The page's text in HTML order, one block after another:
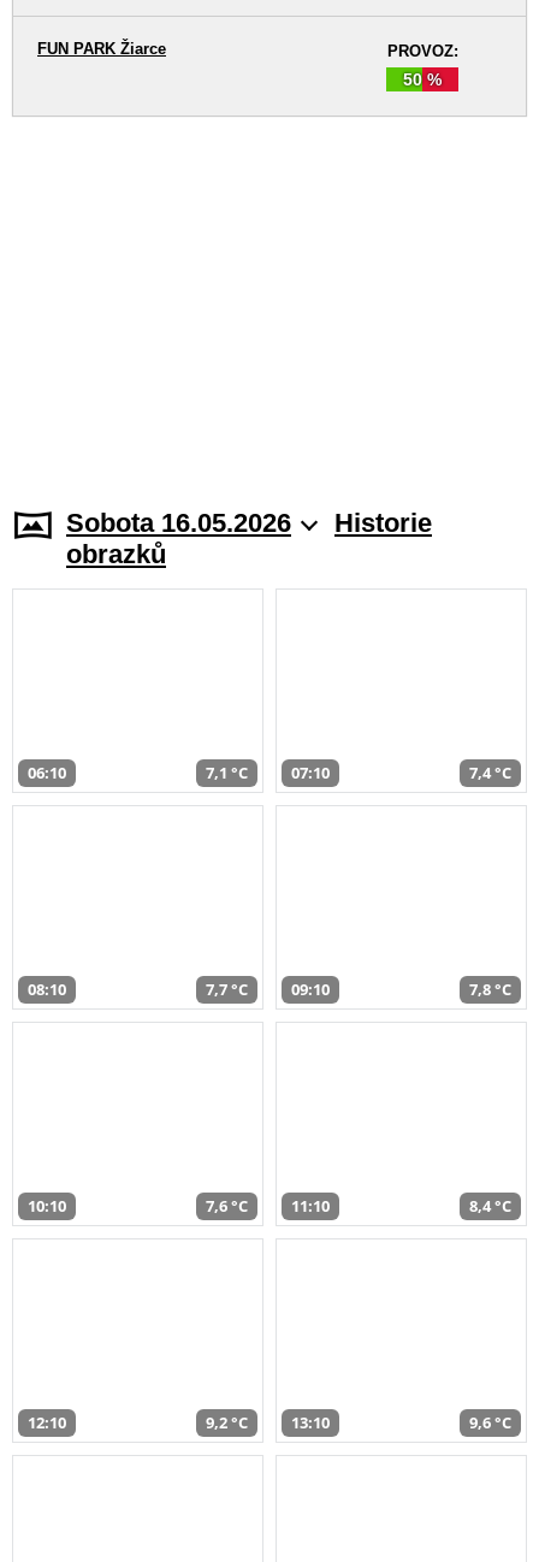
PROVOZ:
50 %
FUN PARK Žiarce
Sobota 16.05.2026
Historie
obrazků
06:10 7,1 °C 07:10 7,4 °C
08:10 7,7 °C 09:10 7,8 °C
10:10 7,6 °C 11:10 8,4 °C
12:10 9,2 °C 13:10 9,6 °C